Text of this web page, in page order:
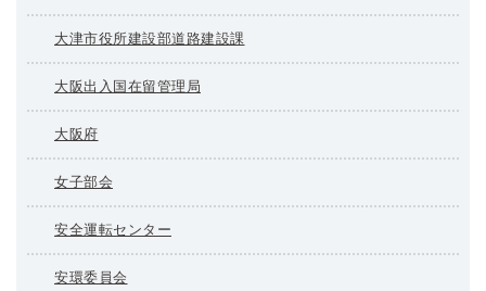
大津市役所建設部道路建設課
大阪出入国在留管理局
大阪府
女子部会
安全運転センター
安環委員会